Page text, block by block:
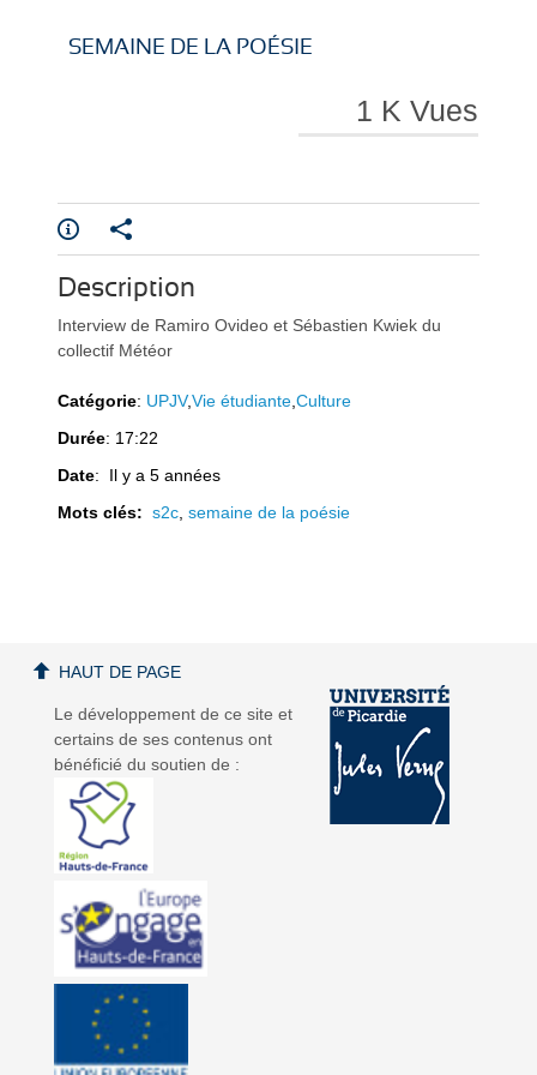
i
r
e
l
a
i
r
e
l
a
SEMAINE DE LA POÉSIE
1 K Vues
Description
Interview de Ramiro Ovideo et Sébastien Kwiek du
collectif Météor
Catégorie: UPJV,Vie étudiante ,Culture
Durée: 17:22
Date: Il y a 5 années
Mots clés:s2c ,semaine de la poésie
Le développement de ce site et
certains de ses contenus ont
bénéficié du soutien de :
HAUT DE PAGE